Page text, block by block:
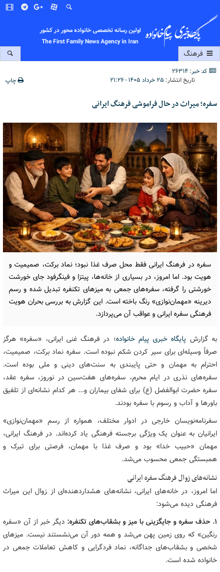
اولین رسانه تخصصی خانواده محور در کشور
The First Family News Agency in Iran
فرهنگ
کد خبر: 26314
تاریخ انتشار: ۲۵ خرداد ۱۴۰۵ - ۲۱:۲۶ چاپ
سفره؛ میراث در حال فراموشی فرهنگ ایرانی
سفره در فرهنگ ایرانی فقط محل صرف غذا نبود؛ نماد برکت، صمیمیت و
هویت بود. اما امروز، در بسیاری از خانه‌ها، پیتزا و فینگرفود جای خورشت
خورشتی را گرفته، سفره‌های جمعی به میزهای تکنفره تبدیل شده و رسم
دیرینه «مهمان‌نوازی» رنگ باخته است. این گزارش به بررسی بحران هویت
فرهنگی سفره ایرانی و عواقب آن می‌پردازد.
به گزارش پایگاه خبری پیام خانواده؛ در فرهنگ غنی ایرانی، «سفره» هرگز
صرفاً وسیله‌ای برای سیر کردن شکم نبوده است. سفره نماد برکت، صمیمیت،
احترام به مهمان و حتی پایبندی به سنت‌های دینی و ملی بوده است.
سفره‌های نذری در ایام محرم، سفره‌های هفت‌سین در نوروز، سفره عقد،
سفره حضرت ابوالفضل (ع) برای شفای بیماران و... هر کدام نشانه‌ای از تلفیق
باورها و آداب و رسوم با سفره بودند.
سفرنامه‌نویسان خارجی در ادوار مختلف، همواره از رسم «مهمان‌نوازی»
ایرانیان به عنوان یک ویژگی برجسته فرهنگی یاد کرده‌اند. در فرهنگ ایرانی،
مهمان «حبیب خدا» بود و صرف غذا با مهمان، فرصتی برای تبرک و
همبستگی جمعی محسوب می‌شد.
نشانه‌های زوال فرهنگ سفره ایرانی
اما امروز، در خانه‌های ایرانی، نشانه‌های هشداردهنده‌ای از زوال این میراث
فرهنگی دیده می‌شود:
۱. حذف سفره و جایگزینی با میز و بشقاب‌های تکنفره:
دیگر خبر از آن «سفره
رنگین» که روی زمین پهن می‌شد و همه دور آن می‌نشستند نیست. میزهای
شخصی و بشقاب‌های جداگانه، نماد فردگرایی و کاهش تعاملات جمعی در
خانواده شده است.